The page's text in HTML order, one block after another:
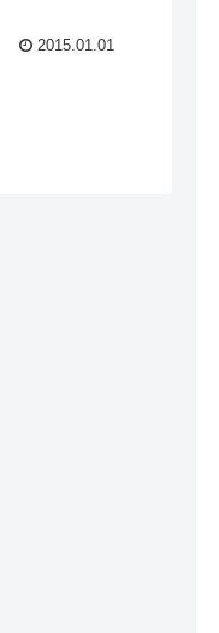
2015.01.01